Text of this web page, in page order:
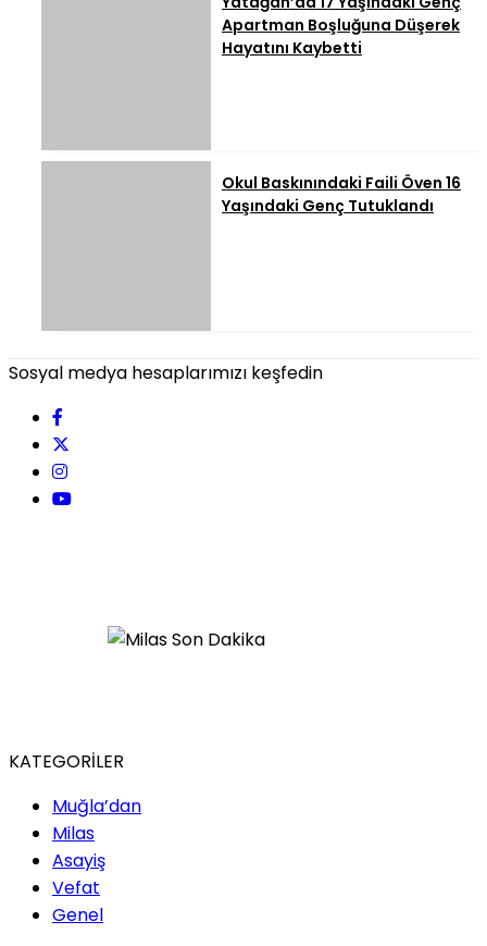
Apartman Boşluğuna Düşerek
Hayatını Kaybetti
Okul Baskınındaki Faili Öven 16
Yaşındaki Genç Tutuklandı
Sosyal medya hesaplarımızı keşfedin
KATEGORİLER
Muğla’dan
Milas
Asayiş
Vefat
Genel